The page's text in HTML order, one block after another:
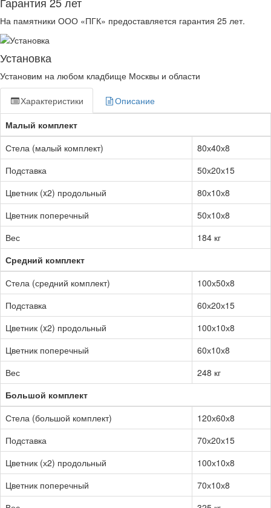
На памятники ООО «ПГК» предоставляется гарантия 25 лет.
Установка
Установим на любом кладбище Москвы и области
Характеристики
Описание
Малый комплект
Стела (малый комплект)
80х40х8
Подставка
50х20х15
Цветник (x2) продольный
80х10х8
Цветник поперечный
50х10х8
Вес
184 кг
Средний комплект
Стела (средний комплект)
100х50х8
Подставка
60х20х15
Цветник (x2) продольный
100х10х8
Цветник поперечный
60х10х8
Вес
248 кг
Большой комплект
Стела (большой комплект)
120х60х8
Подставка
70х20х15
Цветник (х2) продольный
100х10х8
Цветник поперечный
70х10х8